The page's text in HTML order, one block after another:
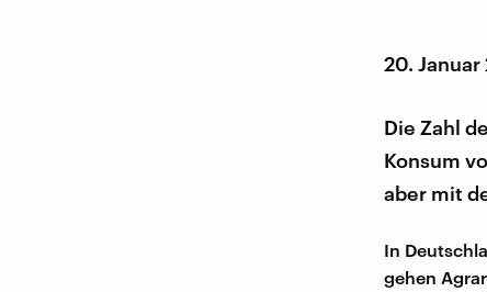
20.
Die Zahl
Konsum
aber mit
In
gehen